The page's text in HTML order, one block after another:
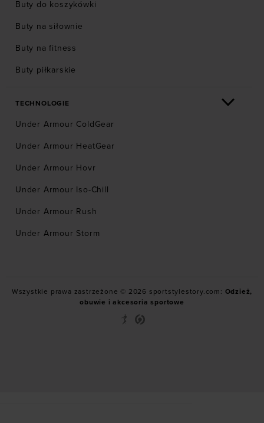
Buty do koszykówki
Buty na siłownie
Buty na fitness
Buty piłkarskie
TECHNOLOGIE
Under Armour ColdGear
Under Armour HeatGear
Under Armour Hovr
Under Armour Iso-Chill
Under Armour Rush
Under Armour Storm
Wszystkie prawa zastrzeżone © 2026 sportstylestory.com: Odzież,
obuwie i akcesoria sportowe